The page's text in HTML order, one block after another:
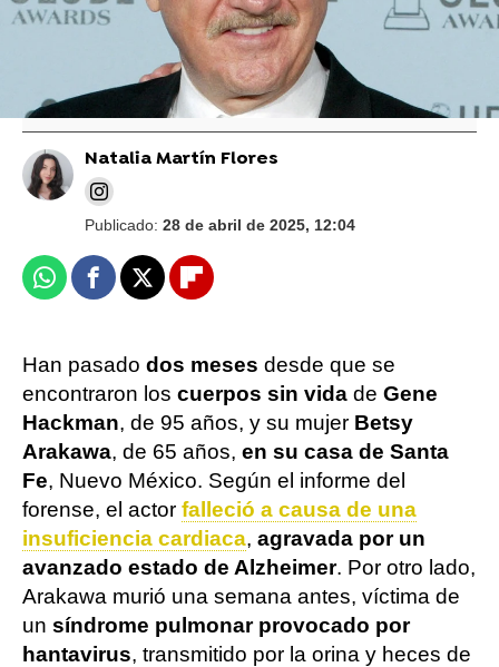
Natalia Martín Flores
Publicado: 28 de abril de 2025, 12:04
WhatsappFacebook
X Flipboard
Han pasado dos meses desde que se
encontraron los cuerpos sin vida de Gene
Hackman, de 95 años, y su mujer Betsy
Arakawa, de 65 años, en su casa de Santa
Fe, Nuevo México. Según el informe del
forense, el actor falleció a causa de una
insuficiencia cardiaca, agravada por un
avanzado estado de Alzheimer. Por otro lado,
Arakawa murió una semana antes, víctima de
un síndrome pulmonar provocado por
hantavirus, transmitido por la orina y heces de